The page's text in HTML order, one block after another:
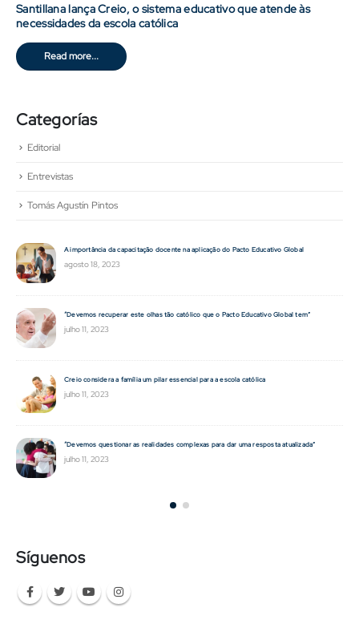
Santillana lança Creio, o sistema educativo que atende às
necessidades da escola católica
Read more...
Categorías
Editorial
Entrevistas
Tomás Agustín Pintos
A importância da capacitação docente na aplicação do Pacto Educativo Global
agosto 18, 2023
“Devemos recuperar este olhas tão católico que o Pacto Educativo Global tem”
julho 11, 2023
Creio considera a família um pilar essencial para a escola católica
julho 11, 2023
“Devemos questionar as realidades complexas para dar uma resposta atualizada”
julho 11, 2023
Síguenos